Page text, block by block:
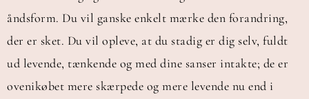
åndsform. Du vil ganske enkelt mærke den forandring,
der er sket. Du vil opleve, at du stadig er dig selv, fuldt
ud levende, tænkende og med dine sanser intakte; de er
ovenikøbet mere skærpede og mere levende nu end i